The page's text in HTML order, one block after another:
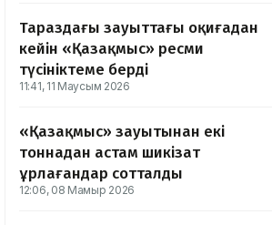
Тараздағы зауыттағы оқиғадан
кейін «Қазақмыс» ресми
түсініктеме берді
11:41, 11 Маусым 2026
«Қазақмыс» зауытынан екі
тоннадан астам шикізат
ұрлағандар сотталды
12:06, 08 Мамыр 2026